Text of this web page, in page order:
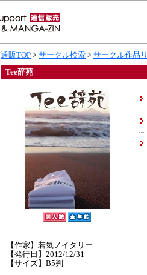
通販TOP > サークル検索 > サークル作品
Tee辞苑
【作家】若気ノイタリー
【発行日】2012/12/31
【サイズ】B5判